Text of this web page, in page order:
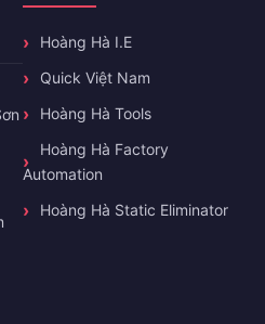
Hoàng Hà I.E
Quick Việt Nam
Hoàng Hà Tools
Hoàng Hà Factory
Automation
Hoàng Hà Static Eliminator